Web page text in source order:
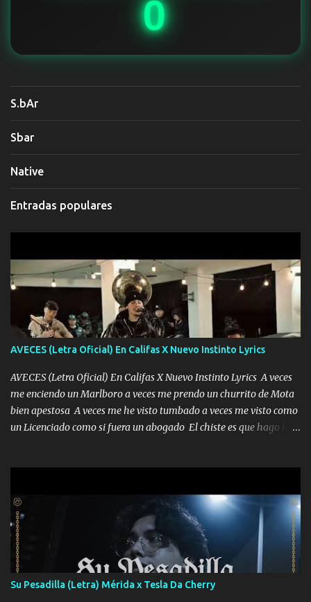
0
S.bAr
Sbar
Native
Entradas populares
AVECES (Letra Oficial) En Califas X Nuevo Instinto Lyrics
AVECES (Letra Oficial) En Califas X Nuevo Instinto Lyrics A veces
me enciendo un Marlboro a veces me prendo un churrito de Mota
bien apestosa A veces me he visto tumbado a veces me visto como
un Licenciado como si fuera un abogado El chiste es que hago lo
corriente no quieren verte subir de level trucha mis plebes Música
A veces me pongo un sombrero a veces me ven la cachucha de lado
con la mirada siempre en alto A veces me fajó una super o a veces
me fajó una Glock siempre armado todas las generaciones yo
traigo El chiste es que hago lo que quiero pues así soy me mandó
yo tengo el control a todos yo les paro el dedo soy hocicon un
malcriado un malandrón Que Les importa no saben nada falsas
Su Pesadilla (Letra) Mérida x Tesla Da Cherry